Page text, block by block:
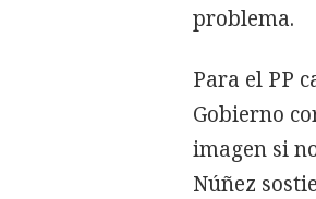
problema.
Para el PP
Gobierno
imagen si
Núñez